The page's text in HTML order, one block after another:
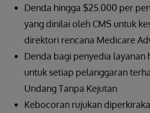
Denda hingga $25.000 per
yang dinilai oleh CMS untuk
direktori rencana Medicare
Denda bagi penyedia layanan
untuk setiap pelanggaran
Undang Tanpa Kejutan
Kebocoran rujukan